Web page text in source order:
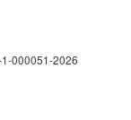
000051-2026